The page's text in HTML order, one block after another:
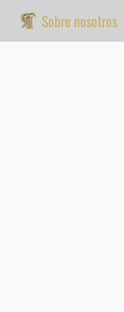
Sobre nosotros